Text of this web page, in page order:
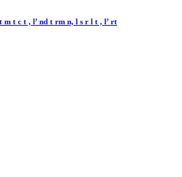
m t c t , l’ nd t rm n, l s r l t , l’ rt